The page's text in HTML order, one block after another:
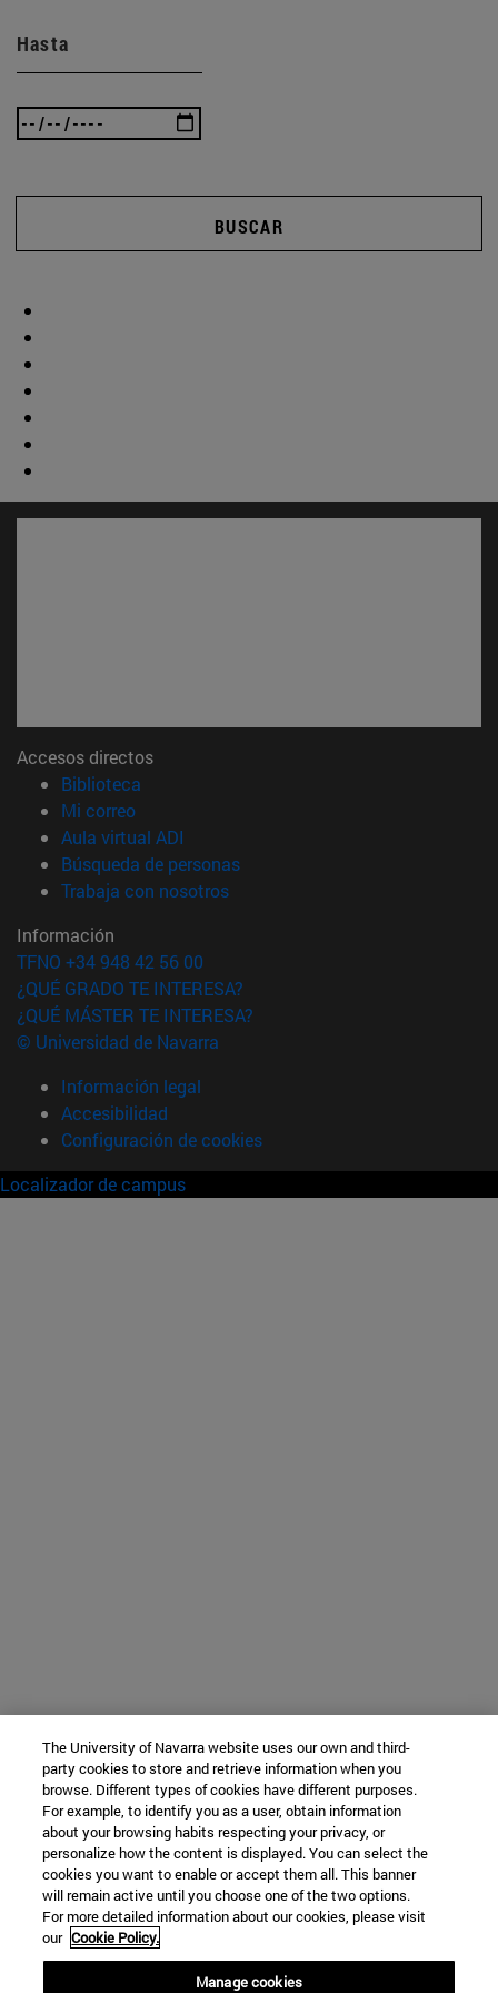
Hasta
BUSCAR
Accesos directos
Biblioteca
Mi correo(abre en nueva ventana)
Aula virtual ADI
Búsqueda de personas(abre en nueva ventana)
Trabaja con nosotros(abre en nueva ventana)
Información
TFNO +34 948 42 56 00
¿QUÉ GRADO TE INTERESA?
¿QUÉ MÁSTER TE INTERESA?
© Universidad de Navarra
Información legal
Accesibilidad
Configuración de cookies
Localizador de campus
The University of Navarra website uses our own and third-
party cookies to store and retrieve information when you
browse. Different types of cookies have different purposes.
For example, to identify you as a user, obtain information
about your browsing habits respecting your privacy, or
personalize how the content is displayed. You can select the
cookies you want to enable or accept them all. This banner
will remain active until you choose one of the two options.
For more detailed information about our cookies, please visit
our Cookie Policy.
Manage cookies